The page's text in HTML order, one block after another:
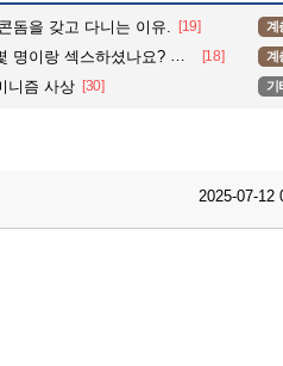
돔을 갖고 다니는 이유. [19] 계
랑 섹스하셨나요? 물어봤다. [18] 계
니즘 사상 [30] 기
2025-07-12